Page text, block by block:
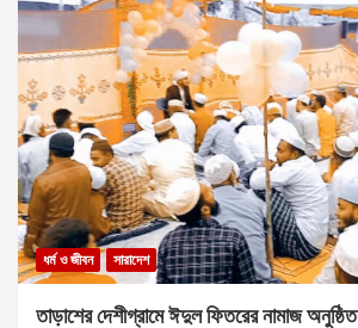
ধর্ম ও জীবন সারাদেশ
তাড়াশের দেশীগ্রামে ঈদুল ফিতরের নামাজ অনুষ্ঠিত